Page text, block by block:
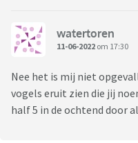
watertoren
11-06-2022 om 17:30
Nee het is mij niet
vogels eruit zien die jij
half 5 in de ochtend door